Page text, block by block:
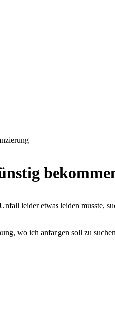
leider etwas leiden musste,
wo ich anfangen soll zu